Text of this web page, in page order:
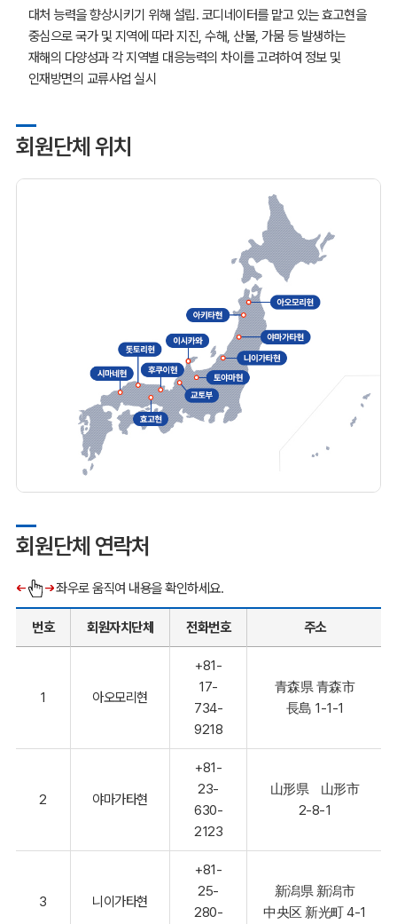
대처 능력을 향상시키기 위해 설립. 코디네이터를 맡고 있는 효고현을
중심으로 국가 및 지역에 따라 지진, 수해, 산불, 가뭄 등 발생하는
재해의 다양성과 각 지역별 대응능력의 차이를 고려하여 정보 및
인재방면의 교류사업 실시
회원단체 위치
회원단체 연락처
좌우로 움직여 내용을 확인하세요.
번호 회원자치단체 전화번호 주소
1 아오모리현
+81-
17-
734-
9218
青森県 青森市
長島 1-1-1
2 야마가타현
+81-
23-
630-
2123
山形県 山形市
2-8-1
3 니이가타현
+81-
25-
280-
新潟県 新潟市
中央区 新光町 4-1